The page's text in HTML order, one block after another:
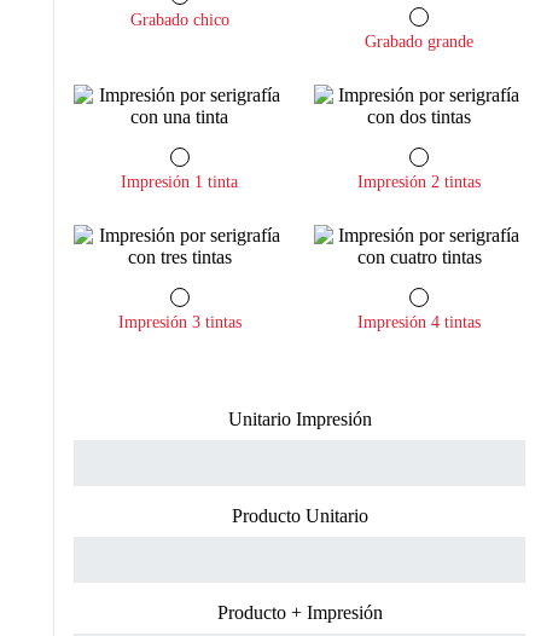
Grabado chico
Grabado grande
Impresión 1 tinta Impresión 2 tintas
Impresión 3 tintas Impresión 4 tintas
Unitario Impresión
Producto Unitario
Producto + Impresión